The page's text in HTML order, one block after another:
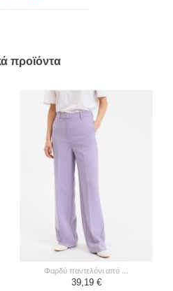
προϊόντα
φαρδύ παντελόνι από ...
39,19 €